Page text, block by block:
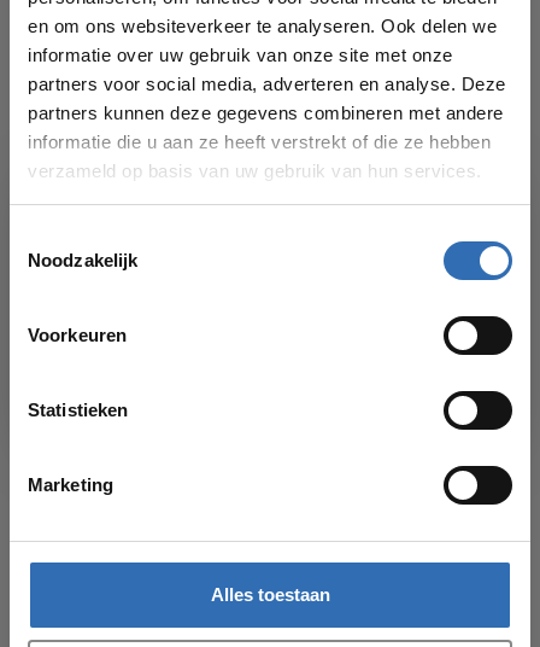
en om ons websiteverkeer te analyseren. Ook delen we
informatie over uw gebruik van onze site met onze
partners voor social media, adverteren en analyse. Deze
partners kunnen deze gegevens combineren met andere
informatie die u aan ze heeft verstrekt of die ze hebben
verzameld op basis van uw gebruik van hun services.
Noodzakelijk
Voorkeuren
Statistieken
Marketing
Alles toestaan
Clou Mini Wash Me fonteinset
keramiek kraan zwart
€683,00
Heb je een vraag over dit product?
Of hulp nodig bij je bestelling? Bekijk dan ook
eens onzeklantenservicepaginavoor onze
Recent bekeken
kun je weer bestellingen plaatsen in onze